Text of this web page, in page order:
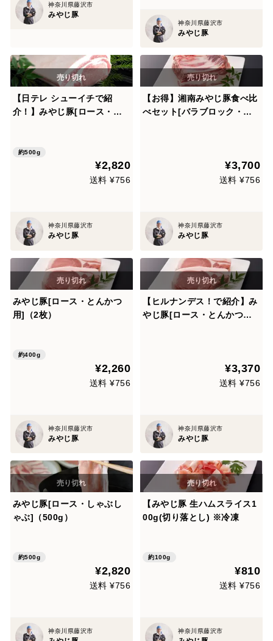
神奈川県藤沢市
みやじ豚
神奈川県藤沢市
みやじ豚
【日テレ シューイチで紹
介！】みやじ豚[ロース・ブ
約500g
¥2,820
送料 ¥756
神奈川県藤沢市
みやじ豚
【お得】湘南みやじ豚食べ比
べセット[バラブロック・ス
¥3,700
送料 ¥756
神奈川県藤沢市
みやじ豚
みやじ豚[ロース・とんかつ
用]（2枚）
約400g
¥2,260
送料 ¥756
神奈川県藤沢市
みやじ豚
【ヒルナンデス！で紹介】み
やじ豚[ロース・とんかつ用]
¥3,370
送料 ¥756
神奈川県藤沢市
みやじ豚
みやじ豚[ロース・しゃぶし
ゃぶ]（500g）
約500g
¥2,820
送料 ¥756
神奈川県藤沢市
【みやじ豚 生ハムスライス1
00g(切り落とし) ※冷凍
約100g
¥810
送料 ¥756
神奈川県藤沢市